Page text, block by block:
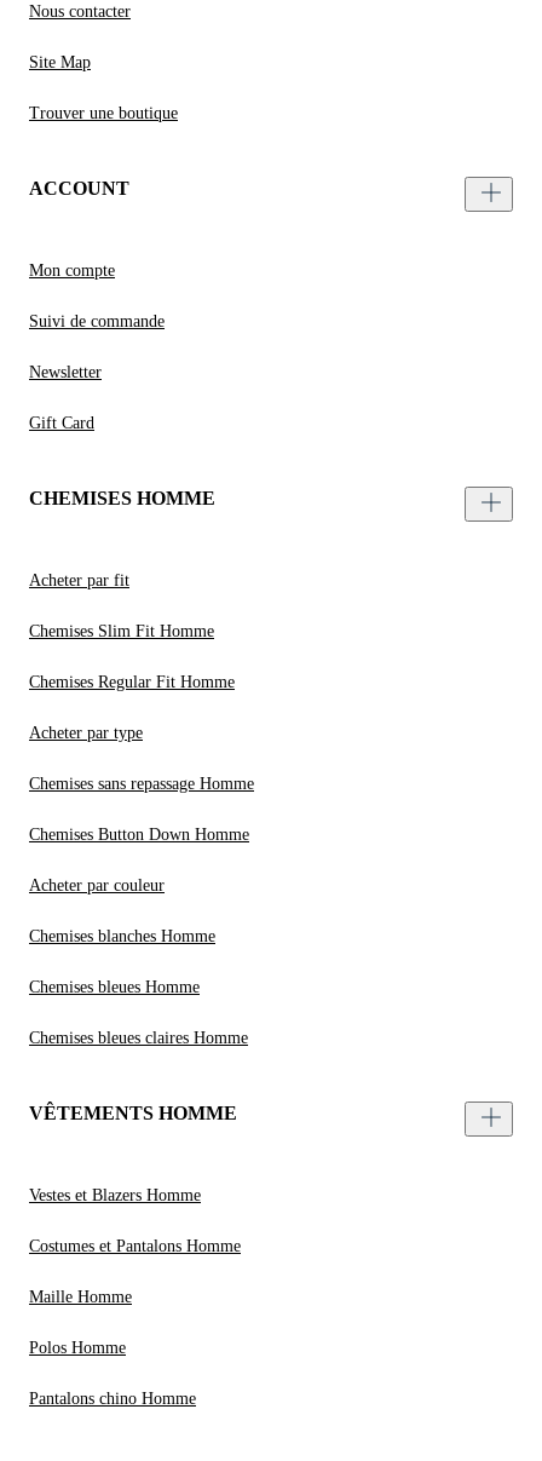
Nous contacter
Site Map
Trouver une boutique
ACCOUNT
Mon compte
Suivi de commande
Newsletter
Gift Card
CHEMISES HOMME
Acheter par fit
Chemises Slim Fit Homme
Chemises Regular Fit Homme
Acheter par type
Chemises sans repassage Homme
Chemises Button Down Homme
Acheter par couleur
Chemises blanches Homme
Chemises bleues Homme
Chemises bleues claires Homme
VÊTEMENTS HOMME
Vestes et Blazers Homme
Costumes et Pantalons Homme
Maille Homme
Polos Homme
Pantalons chino Homme